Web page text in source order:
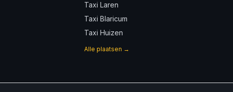
Taxi Laren
Taxi Blaricum
Taxi Huizen
Alle plaatsen →